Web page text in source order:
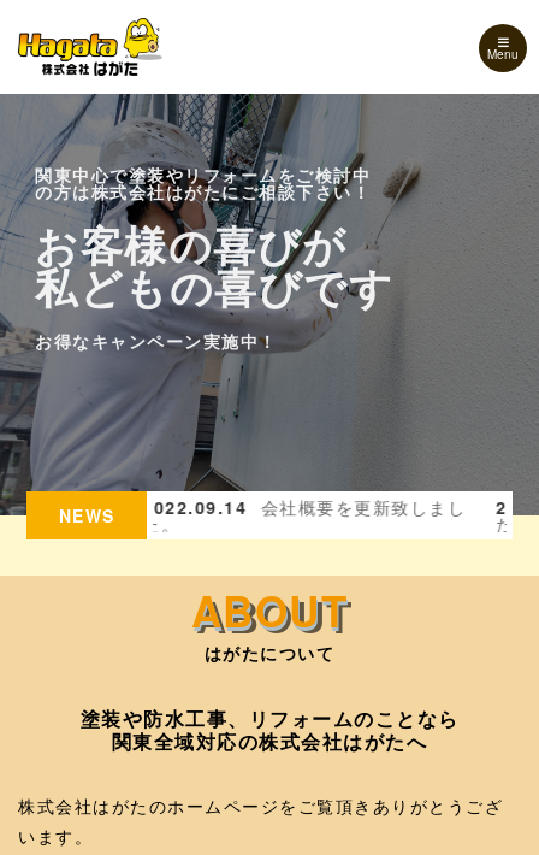
Menu
お得なキャンペーン実施中！
お客様の喜びが
私どもの喜びです
関東中心で塗装やリフォームをご検討中
の方は株式会社はがたにご相談下さい！
お得なキャンペーン実施中！
お客様の喜びが
私どもの喜びです
お得なキャンペーン実施中！
お客様の喜びが
私どもの喜びです
NEWS
更新致しまし 2022.09.14 施工実績を更新致しまし
た。
はがたについて
塗装や防水工事、リフォームのことなら
関東全域対応の株式会社はがたへ
株式会社はがたのホームページをご覧頂きありがとうござ
います。